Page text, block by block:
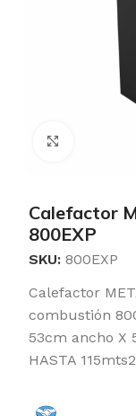
Calefactor
800EXP
SKU: 800EXP
Calefactor
combustión
53cm ancho X
HASTA 115mts2